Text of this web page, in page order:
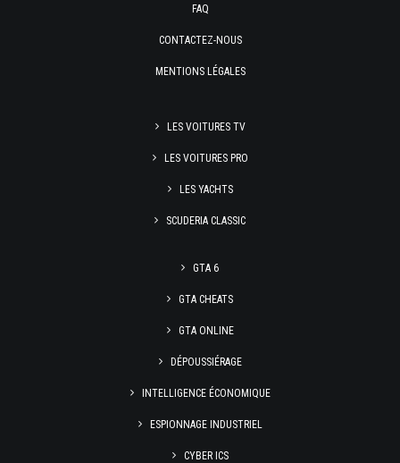
FAQ
CONTACTEZ-NOUS
MENTIONS LÉGALES
LES VOITURES TV
LES VOITURES PRO
LES YACHTS
SCUDERIA CLASSIC
GTA 6
GTA CHEATS
GTA ONLINE
DÉPOUSSIÉRAGE
INTELLIGENCE ÉCONOMIQUE
ESPIONNAGE INDUSTRIEL
CYBER ICS